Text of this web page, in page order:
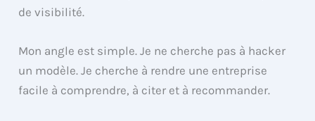
de visibilité.
Mon angle est simple. Je ne cherche pas à hacker
un modèle. Je cherche à rendre une entreprise
facile à comprendre, à citer et à recommander.